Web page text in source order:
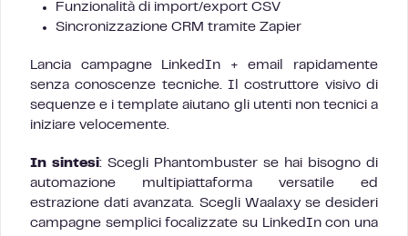
Funzionalità di import/export CSV
Sincronizzazione CRM tramite Zapier
Lancia campagne LinkedIn + email rapidamente
senza conoscenze tecniche. Il costruttore visivo di
sequenze e i template aiutano gli utenti non tecnici a
iniziare velocemente.
In sintesi: Scegli Phantombuster se hai bisogno di
automazione multipiattaforma versatile ed
estrazione dati avanzata. Scegli Waalaxy se desideri
campagne semplici focalizzate su LinkedIn con una